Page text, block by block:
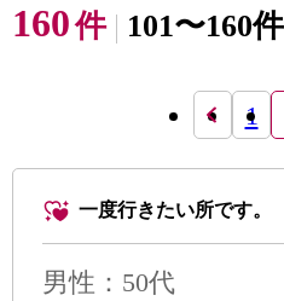
160件 101〜160
1
一度行きたい所です。
男性 ：50代